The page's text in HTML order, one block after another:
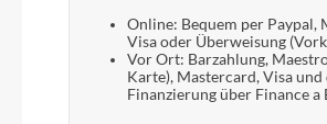
Online: Bequem per Paypal,
Visa oder Überweisung
Vor Ort: Barzahlung,
Karte), Mastercard, Visa und
Finanzierung über Finance a